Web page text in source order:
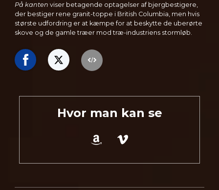
På kanten viser betagende optagelser af bjergbestigere,
der bestiger rene granit-toppe i British Columbia, men hvis
største udfordring er at kæmpe for at beskytte de uberørte
skove og de gamle træer mod træ-industriens stormløb.
Hvor man kan se